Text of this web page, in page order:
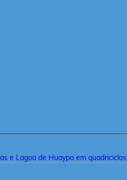
e Lagoa de Huaypo em quadriciclos